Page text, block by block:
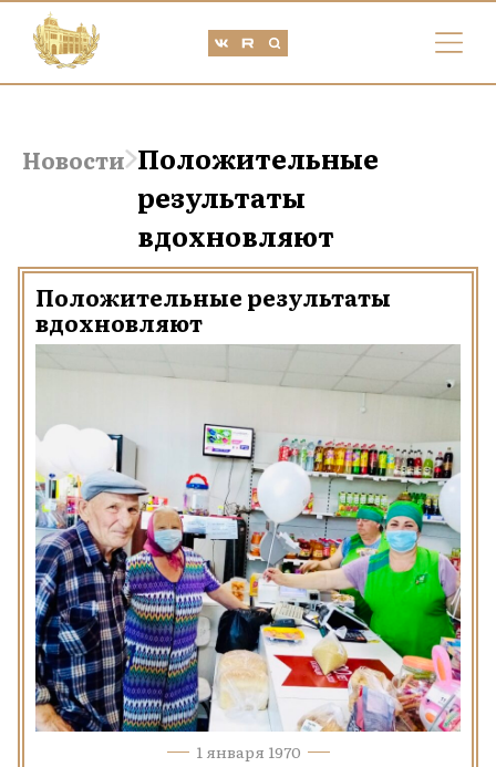
Новости Положительные
результаты
вдохновляют
Положительные результаты
вдохновляют
1 января 1970